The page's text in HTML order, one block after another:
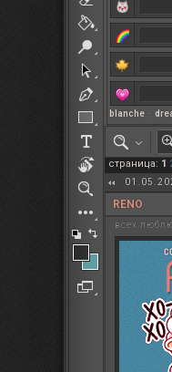
blanche –
страница: 1
RENO
всех